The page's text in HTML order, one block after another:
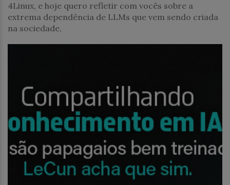
4Linux, e hoje quero refletir com vocês sobre a
extrema dependência de LLMs que vem sendo criada
na sociedade,